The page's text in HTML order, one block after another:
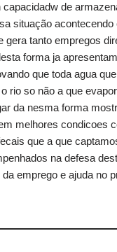
capacidadw de
situação
gera tanto empregos
forma ja
que toda agua
rio so não a que
da nesma forma
melhores condicoes
que a que
na defesa
emprego e ajuda no